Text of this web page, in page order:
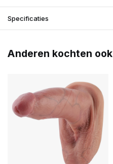
Specificaties
Anderen kochten ook